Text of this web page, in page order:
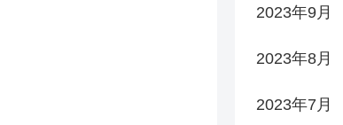
2023年9月
2023年8月
2023年7月